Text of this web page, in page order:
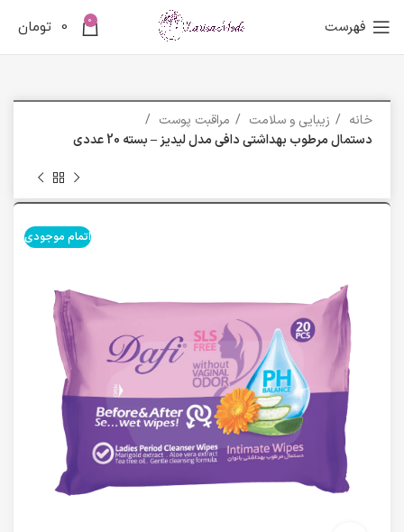
فهرست 0
0 تومان
خانه زیبایی و سلامت
مراقبت پوست
دستمال مرطوب بهداشتی دافی مدل لیدیز – بسته 20 عددی
اتمام موجودی